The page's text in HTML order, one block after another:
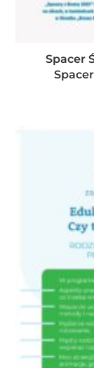
Spacer